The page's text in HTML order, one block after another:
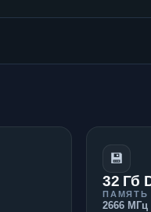
💾
32 Гб
ПАМЯТЬ
2666 МГц